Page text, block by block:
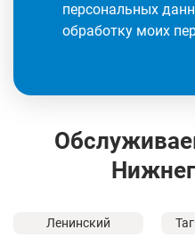
персональных
обработку моих
Ленинский